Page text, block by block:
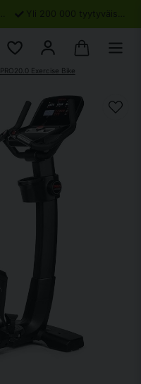
Yli 200 000 tyytyväistä asiakasta
PRO20.0 Exercise Bike